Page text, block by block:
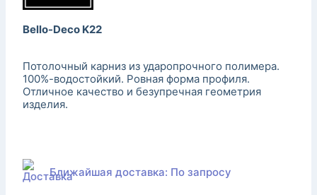
Bello-Deco K22
Потолочный карниз из ударопрочного полимера.
100%-водостойкий. Ровная форма профиля.
Отличное качество и безупречная геометрия
изделия.
Ближайшая доставка: По запросу